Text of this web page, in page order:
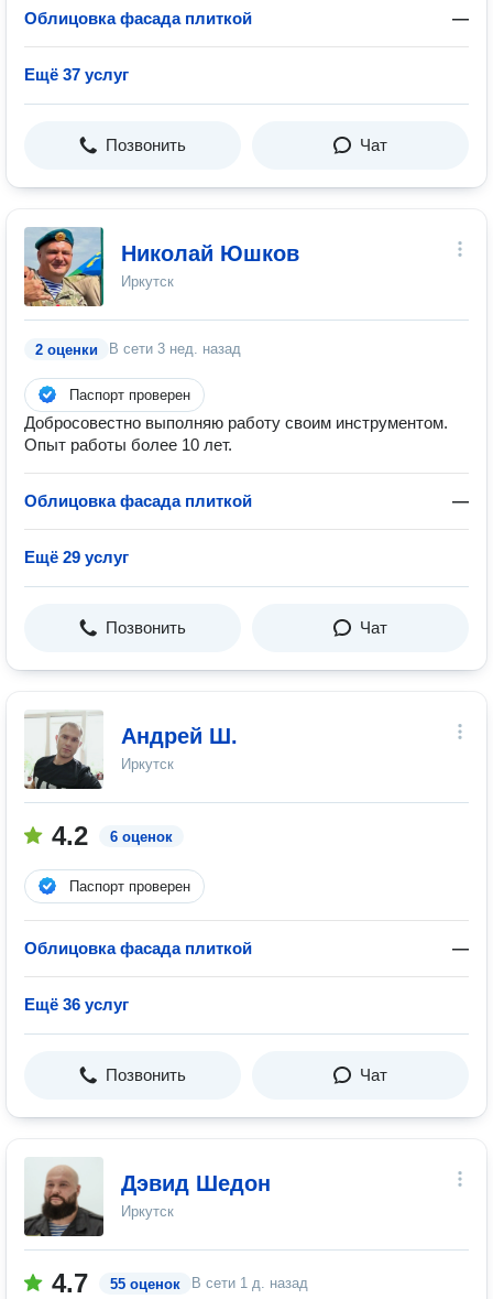
Облицовка фасада плиткой —
Ещё 37 услуг
Позвонить Чат
Николай Юшков
Иркутск
2 оценки В сети 3 нед. назад
Паспорт проверен
Добросовестно выполняю работу своим инструментом.
Опыт работы более 10 лет.
Облицовка фасада плиткой —
Ещё 29 услуг
Позвонить Чат
Андрей Ш.
Иркутск
4.2 6 оценок
Паспорт проверен
Облицовка фасада плиткой —
Ещё 36 услуг
Позвонить Чат
Дэвид Шедон
Иркутск
4.7 55 оценок В сети 1 д. назад